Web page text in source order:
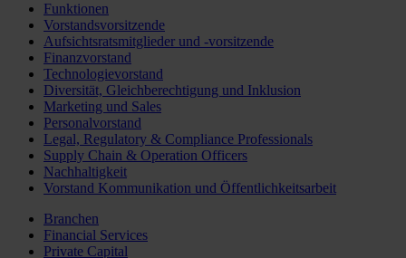
Funktionen
Vorstandsvorsitzende
Aufsichtsratsmitglieder und -vorsitzende
Finanzvorstand
Technologievorstand
Diversität, Gleichberechtigung und Inklusion
Marketing und Sales
Personalvorstand
Legal, Regulatory & Compliance Professionals
Supply Chain & Operation Officers
Nachhaltigkeit
Vorstand Kommunikation und Öffentlichkeitsarbeit
Branchen
Financial Services
Private Capital